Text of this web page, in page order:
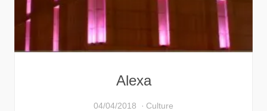
Alexa
04/04/2018 Culture